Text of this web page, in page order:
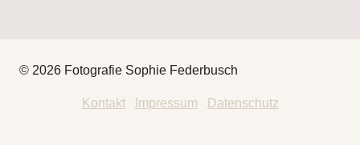
© 2026 Fotografie Sophie Federbusch
Kontakt| Impressum Datenschutz